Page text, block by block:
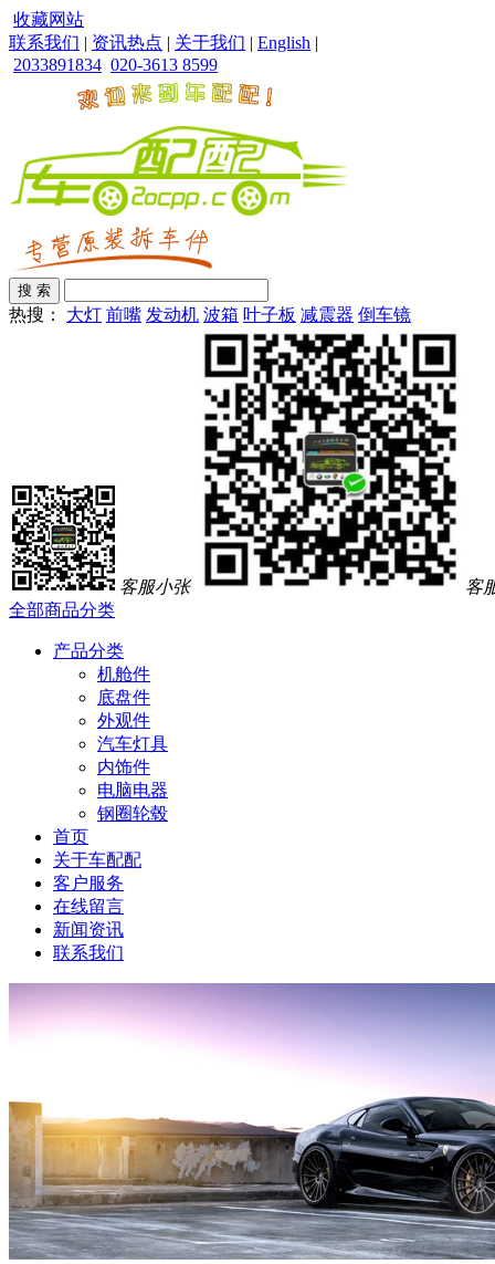
收藏网站
联系我们 | 资讯热点 | 关于我们 | English |
2033891834 020-3613 8599
热搜： 大灯 前嘴 发动机 波箱 叶子板 减震器 倒车镜
客服小张
客
全部商品分类
产品分类
机舱件
底盘件
外观件
汽车灯具
内饰件
电脑电器
钢圈轮毂
首页
关于车配配
客户服务
在线留言
新闻资讯
联系我们